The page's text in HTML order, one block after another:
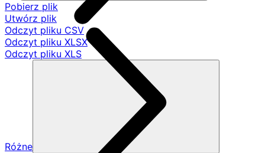
Pobierz plik
Utwórz plik
Odczyt pliku CSV
Odczyt pliku XLSX
Odczyt pliku XLS
Różne